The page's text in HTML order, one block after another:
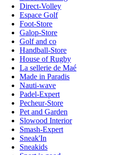
Direct-Volley
Espace Golf
Foot-Store
Galop-Store
Golf and co
Handball-Store
House of Rugby
La sellerie de Maé
Made in Paradis
Nauti-wave
Padel-Expert
Pecheur-Store
Pet and Garden
Slowood Interior
Smash-Expert
Sneak'In
Sneakids